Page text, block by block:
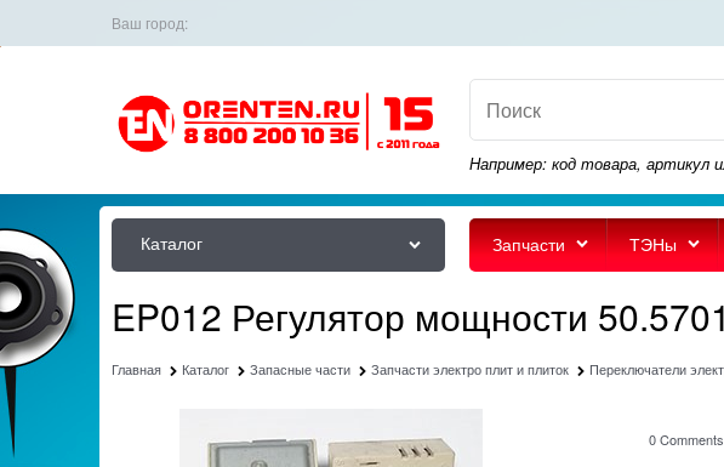
Ваш город:
Например: код товара, артикул
Каталог Запчасти ТЭНы
EP012 Регулятор мощности
Главная Каталог Запасные части Запчасти электро плит и плиток Переключатели
0 Comments